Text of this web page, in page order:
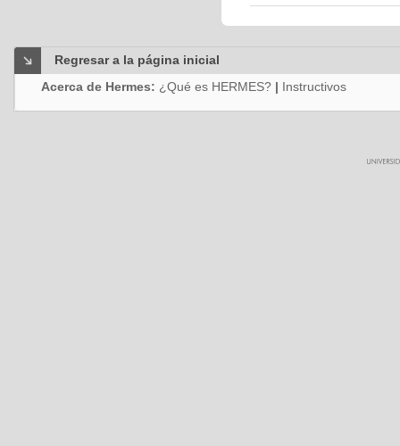
Regresar a la página inicial
Acerca de Hermes: ¿Qué es HERMES? | Instructivos